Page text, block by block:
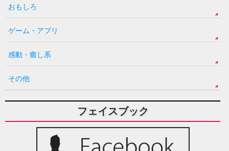
おもしろ
ゲーム・アプリ
感動・癒し系
その他
フェイスブック